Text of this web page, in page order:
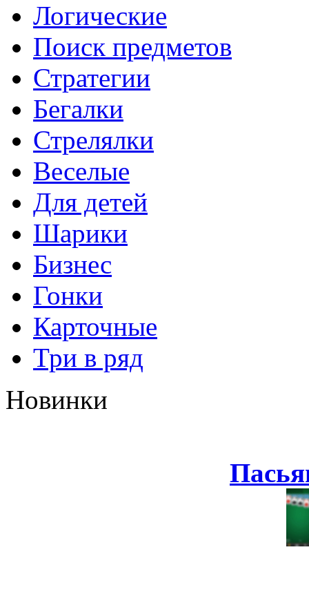
Логические
Поиск предметов
Стратегии
Бегалки
Стрелялки
Веселые
Для детей
Шарики
Бизнес
Гонки
Карточные
Три в ряд
Новинки